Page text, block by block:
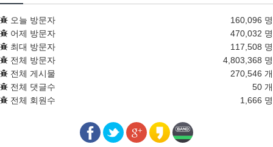
오늘 방문자
160,096 명
어제 방문자
470,032 명
최대 방문자
117,508 명
전체 방문자
4,803,368 명
전체 게시물
270,546 개
전체 댓글수
50 개
전체 회원수
1,666 명